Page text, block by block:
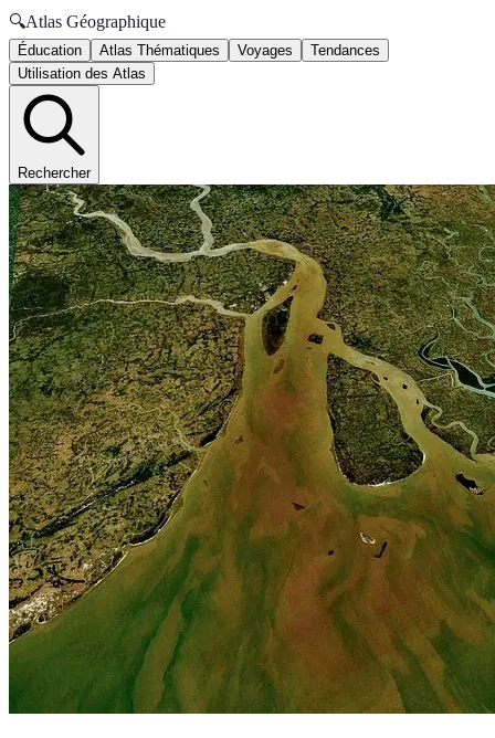
🔍Atlas Géographique
Éducation Atlas Thématiques Voyages
Tendances
Utilisation des Atlas
Rechercher